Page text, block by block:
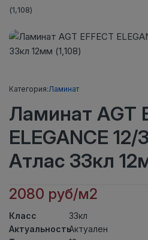
(1,108)
Категория:Ламинат
Ламинат AGT
ELEGANCE 12/
Атлас 33кл
2080 руб/м2
Класс
33кл
АктуальностьАктуален